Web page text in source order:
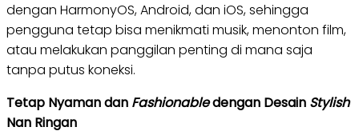
dengan HarmonyOS, Android, dan iOS, sehingga
pengguna tetap bisa menikmati musik, menonton film,
atau melakukan panggilan penting di mana saja
tanpa putus koneksi.
Tetap Nyaman dan Fashionabledengan Desain Stylish
Nan Ringan